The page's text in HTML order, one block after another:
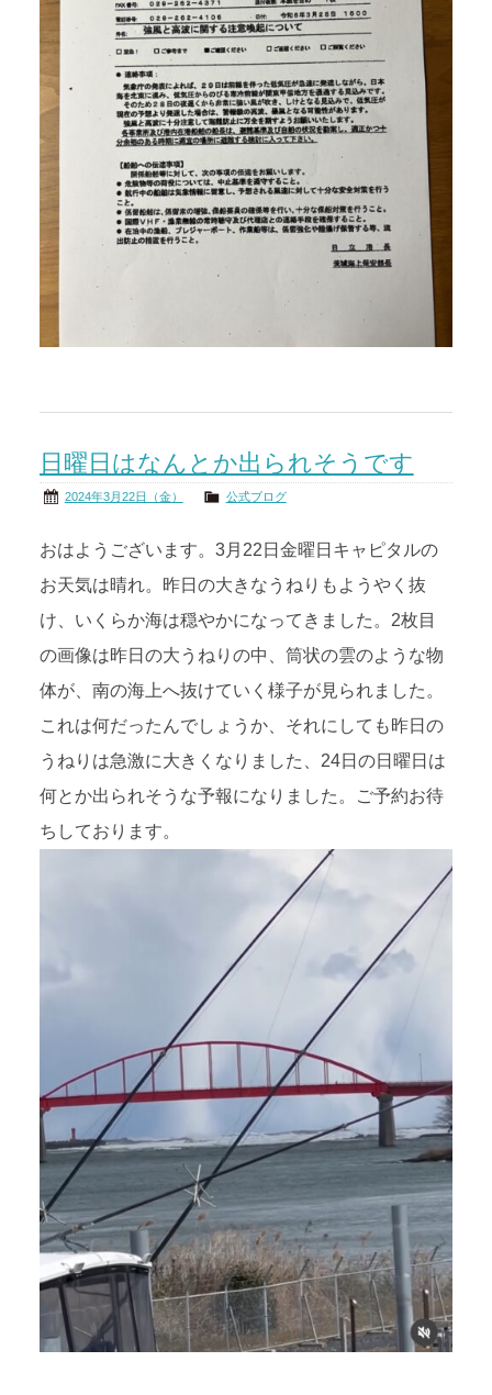
日曜日はなんとか出られそうです
2024年3月22日（金） 公式ブログ
おはようございます。3月22日金曜日キャピタルの
お天気は晴れ。昨日の大きなうねりもようやく抜
け、いくらか海は穏やかになってきました。2枚目
の画像は昨日の大うねりの中、筒状の雲のような物
体が、南の海上へ抜けていく様子が見られました。
これは何だったんでしょうか、それにしても昨日の
うねりは急激に大きくなりました、24日の日曜日は
何とか出られそうな予報になりました。ご予約お待
ちしております。